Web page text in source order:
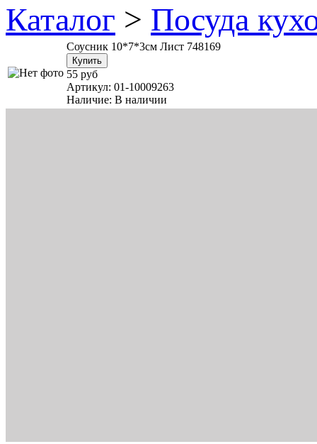
Каталог > Посуда
Соусник 10*7*3см Лист 748169
55 руб
Артикул: 01-10009263
Наличие: В наличии